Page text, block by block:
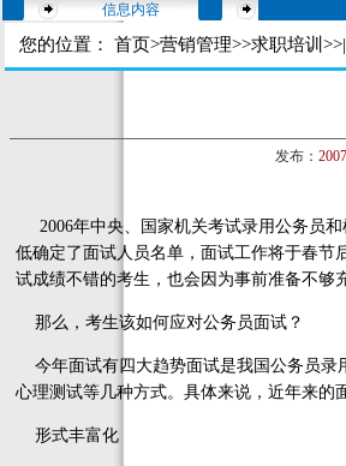
信息内容
您的位置： 首页>营销管理>>求职培训 >>|
发布：
2006年中央、国家机关考试录用公务员和
低确定了面试人员名单，面试工作将于春节
试成绩不错的考生，也会因为事前准备不够
那么，考生该如何应对公务员面试？
今年面试有四大趋势面试是我国公务员录
心理测试等几种方式。具体来说，近年来的
形式丰富化